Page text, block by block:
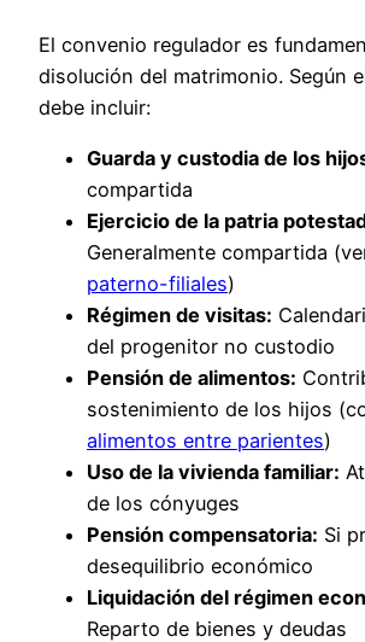
El convenio regulador es
disolución del matrimonio. Según
debe incluir:
Guarda y custodia de los
compartida
Ejercicio de la patria
Generalmente compartida
paterno-filiales)
Régimen de visitas:
del progenitor no custodio
Pensión de alimentos:
sostenimiento de los hijos
alimentos entre parientes)
Uso de la vivienda familiar:
de los cónyuges
Pensión compensatoria: Si
desequilibrio económico
Liquidación del régimen
Reparto de bienes y deudas